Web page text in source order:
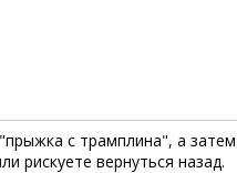
с трамплина", а
рискуете вернуться назад.